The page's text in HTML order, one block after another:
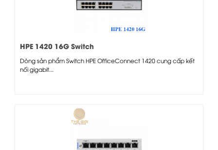
HPE 1420 16G Switch
Dòng sản phẩm Switch HPE OfficeConnect 1420 cung cấp kết
nối gigabit...